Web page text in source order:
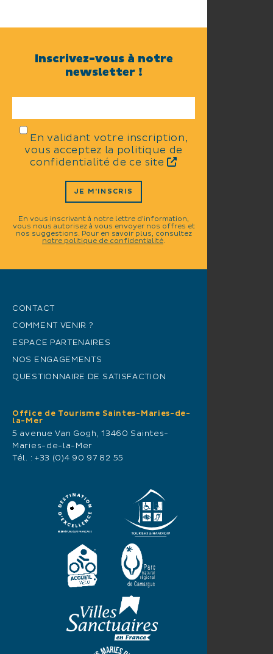
Inscrivez-vous à notre
newsletter !
En validant votre inscription,
vous acceptez la politique de
confidentialité de ce site
JE M'INSCRIS
En vous inscrivant à notre lettre d'information,
vous nous autorisez à vous envoyer nos offres et
nos suggestions. Pour en savoir plus, consultez
notre politique de confidentialité.
CONTACT
COMMENT VENIR ?
ESPACE PARTENAIRES
NOS ENGAGEMENTS
QUESTIONNAIRE DE SATISFACTION
Office de Tourisme Saintes-Maries-de-
la-Mer
5 avenue Van Gogh, 13460 Saintes-
Maries-de-la-Mer
Tél. : +33 (0)4 90 97 82 55